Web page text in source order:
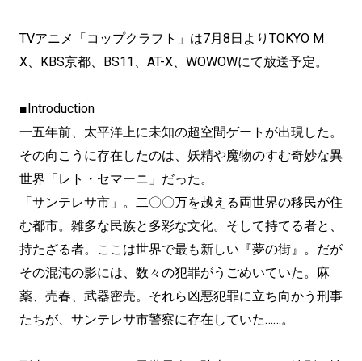
TVアニメ「コップクラフト」は7月8日よりTOKYO M
X、KBS京都、BS11、AT-X、WOWOWにて放送予定。
■Introduction
一五年前、太平洋上に未知の超空間ゲートが出現した。
その向こうに存在したのは、妖精や魔物のすむ奇妙な異
世界「レト・セマーニ」だった。
「サンテレサ市」。二〇〇万を越える両世界の移民が住
む都市。雑多な民族と多彩な文化。そして持てる者と、
持たざる者。ここは世界で最も新しい『夢の街』。だが
その混沌の影には、数々の犯罪がうごめいていた。麻
薬、売春、武器密売。それら凶悪犯罪に立ち向かう刑事
たちが、サンテレサ市警察に存在していた……。